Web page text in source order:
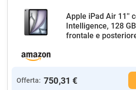
Apple iPad Air 11''
Intelligence, 128
frontale e
Offerta: 750,31 €